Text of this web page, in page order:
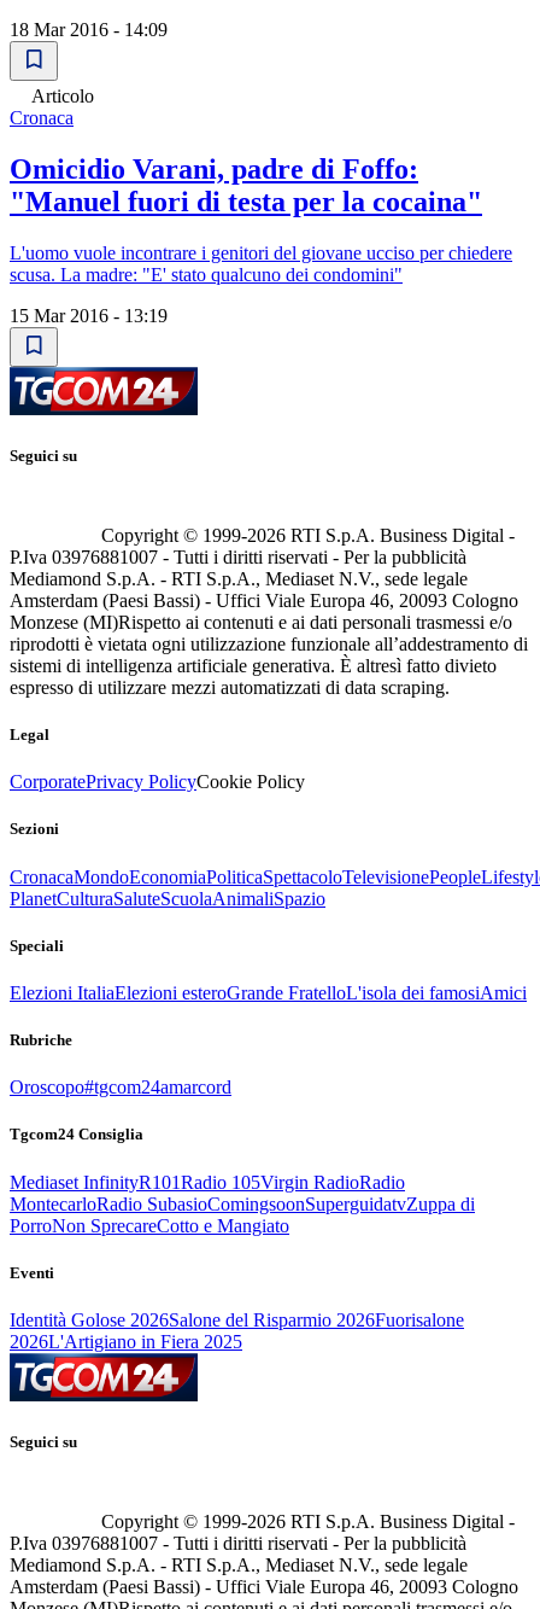
18 Mar 2016 - 14:09
Articolo
Cronaca
Omicidio Varani, padre di Foffo:
"Manuel fuori di testa per la cocaina"
L'uomo vuole incontrare i genitori del giovane ucciso per chiedere
scusa. La madre: "E' stato qualcuno dei condomini"
15 Mar 2016 - 13:19
Seguici su
Copyright © 1999-2026 RTI S.p.A. Business Digital -
P.Iva 03976881007 - Tutti i diritti riservati - Per la pubblicità
Mediamond S.p.A. - RTI S.p.A., Mediaset N.V., sede legale
Amsterdam (Paesi Bassi) - Uffici Viale Europa 46, 20093 Cologno
Monzese (MI)Rispetto ai contenuti e ai dati personali trasmessi e/o
riprodotti è vietata ogni utilizzazione funzionale all’addestramento di
sistemi di intelligenza artificiale generativa. È altresì fatto divieto
espresso di utilizzare mezzi automatizzati di data scraping.
Legal
CorporatePrivacy PolicyCookie Policy
Sezioni
CronacaMondoEconomiaPoliticaSpettacoloTelevisionePeople
PlanetCulturaSaluteScuolaAnimaliSpazio
Speciali
Elezioni ItaliaElezioni esteroGrande FratelloL'isola dei famosiAmici
Rubriche
Oroscopo#tgcom24amarcord
Tgcom24 Consiglia
Mediaset InfinityR101Radio 105Virgin RadioRadio
MontecarloRadio SubasioComingsoonSuperguidatvZuppa di
PorroNon SprecareCotto e Mangiato
Eventi
Identità Golose 2026Salone del Risparmio 2026Fuorisalone
2026L'Artigiano in Fiera 2025
Seguici su
Copyright © 1999-2026 RTI S.p.A. Business Digital -
P.Iva 03976881007 - Tutti i diritti riservati - Per la pubblicità
Mediamond S.p.A. - RTI S.p.A., Mediaset N.V., sede legale
Amsterdam (Paesi Bassi) - Uffici Viale Europa 46, 20093 Cologno